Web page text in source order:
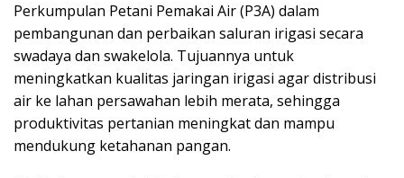
Perkumpulan Petani Pemakai Air (P3A) dalam
pembangunan dan perbaikan saluran irigasi secara
swadaya dan swakelola. Tujuannya untuk
meningkatkan kualitas jaringan irigasi agar distribusi
air ke lahan persawahan lebih merata, sehingga
produktivitas pertanian meningkat dan mampu
mendukung ketahanan pangan.